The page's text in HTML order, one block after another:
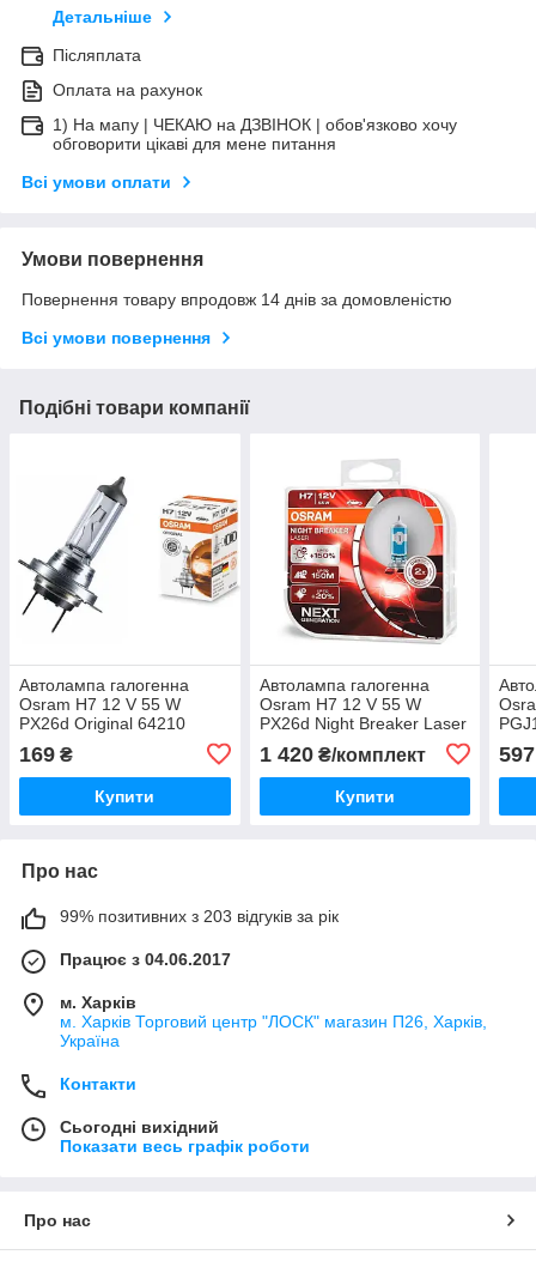
Детальніше
Післяплата
Оплата на рахунок
1) На мапу | ЧЕКАЮ на ДЗВІНОК | обов'язково хочу
обговорити цікаві для мене питання
Всі умови оплати
Умови повернення
Повернення товару впродовж 14 днів за домовленістю
Всі умови повернення
Подібні товари компанії
Автолампа галогенна
Osram H7 12 V 55 W
PX26d Original 64210
169 ₴
Купити
Автолампа галогенна
Osram H7 12 V 55 W
PX26d Night Breaker Laser
1 420₴/комплект
Купити
597
Про нас
99% позитивних з 203 відгуків за рік
Працює з 04.06.2017
м. Харків
м. Харків Торговий центр "ЛОСК" магазин П26, Харків,
Україна
Контакти
Сьогодні вихідний
Показати весь графік роботи
Про нас